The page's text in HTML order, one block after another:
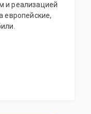
и реализацией
европейские,